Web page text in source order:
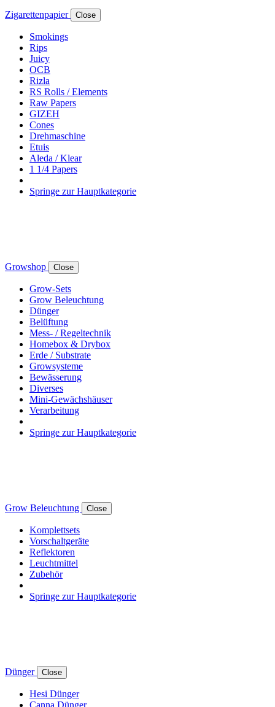
Zigarettenpapier Close
Smokings
Rips
Juicy
OCB
Rizla
RS Rolls / Elements
Raw Papers
GIZEH
Cones
Drehmaschine
Etuis
Aleda / Klear
1 1/4 Papers
Springe zur Hauptkategorie
Growshop Close
Grow-Sets
Grow Beleuchtung
Dünger
Belüftung
Mess- / Regeltechnik
Homebox & Drybox
Erde / Substrate
Growsysteme
Bewässerung
Diverses
Mini-Gewächshäuser
Verarbeitung
Springe zur Hauptkategorie
Grow Beleuchtung Close
Komplettsets
Vorschaltgeräte
Reflektoren
Leuchtmittel
Zubehör
Springe zur Hauptkategorie
Dünger Close
Hesi Dünger
Canna Dünger